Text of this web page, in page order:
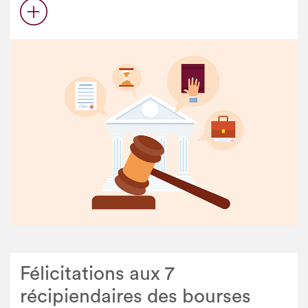
Félicitations aux 7
récipiendaires des bourses